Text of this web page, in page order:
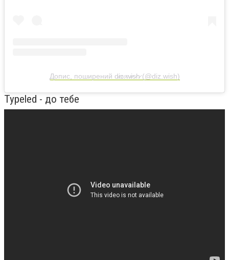
Допис, поширений d̷i̷z̷.̷w̷i̷s̷h̷ (@diz.wish)
Typeled - до тебе